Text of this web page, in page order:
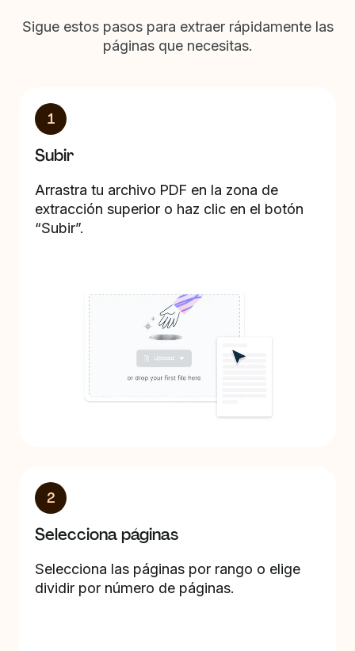
Sigue estos pasos para extraer rápidamente las
páginas que necesitas.
1
Subir
Arrastra tu archivo PDF en la zona de
extracción superior o haz clic en el botón
“Subir”.
2
Selecciona páginas
Selecciona las páginas por rango o elige
dividir por número de páginas.